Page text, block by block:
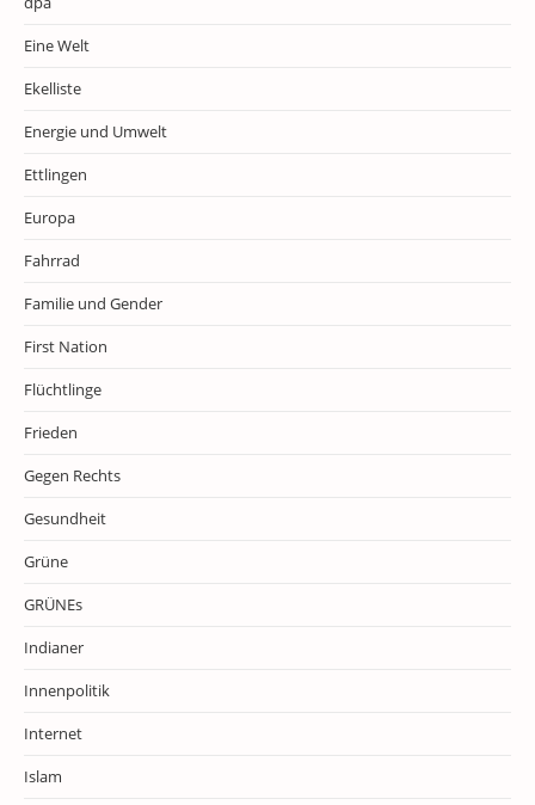
Eine Welt
Ekelliste
Energie und Umwelt
Ettlingen
Europa
Fahrrad
Familie und Gender
First Nation
Flüchtlinge
Frieden
Gegen Rechts
Gesundheit
Grüne
GRÜNEs
Indianer
Innenpolitik
Internet
Islam